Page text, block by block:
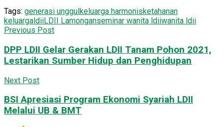
Tags: generasi unggulkeluarga harmonisketahanan
keluargaldiiLDII Lamonganseminar wanita ldiiwanita ldii
Previous Post
DPP LDII Gelar Gerakan LDII Tanam Pohon 2021,
Lestarikan Sumber Hidup dan Penghidupan
Next Post
BSI Apresiasi Program Ekonomi Syariah LDII
Melalui UB & BMT